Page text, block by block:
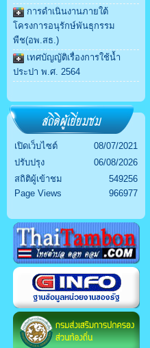
การดำเนินงานภายใต้
โครงการอนุรักษ์พันธุกรรม
พืช(อพ.สธ.)
เทศบัญญัติเรื่องการใช้น้ำ
ประปา พ.ศ. 2564
เปิดเว็บไซต์
08/07/2021
ปรับปรุง
06/08/2026
สถิติผู้เข้าชม
549256
Page Views
966977